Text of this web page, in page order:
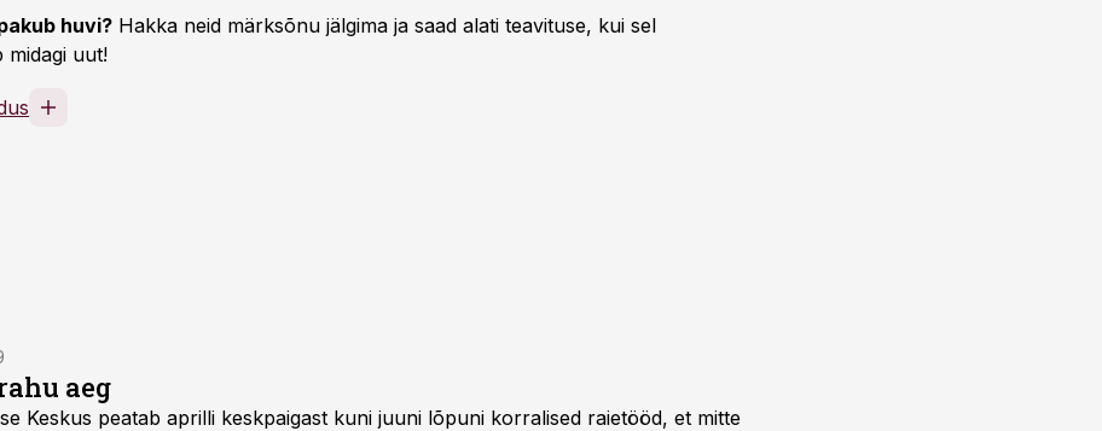
huvi? Hakka neid märksõnu jälgima ja saad alati teavituse, kui sel
midagi uut!
aeg
Keskus peatab aprilli keskpaigast kuni juuni lõpuni korralised raietööd, et mitte